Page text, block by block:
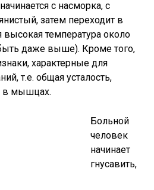
с насморка, с
затем переходит в
высокая температура около
даже выше). Кроме того,
характерные для
т.е. общая усталость,
в мышцах.
Больной
человек
начинает
гнусавить,